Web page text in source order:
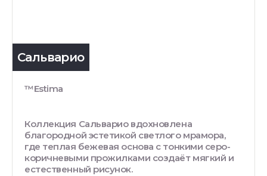
Сальварио
™Estima
Коллекция Сальварио вдохновлена
благородной эстетикой светлого мрамора,
где теплая бежевая основа с тонкими серо-
коричневыми прожилками создаёт мягкий и
естественный рисунок.